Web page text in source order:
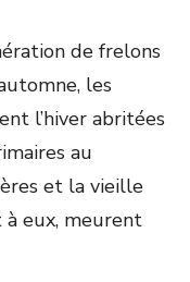
de frelons
les
l’hiver abritées
au
et la vieille
à eux, meurent